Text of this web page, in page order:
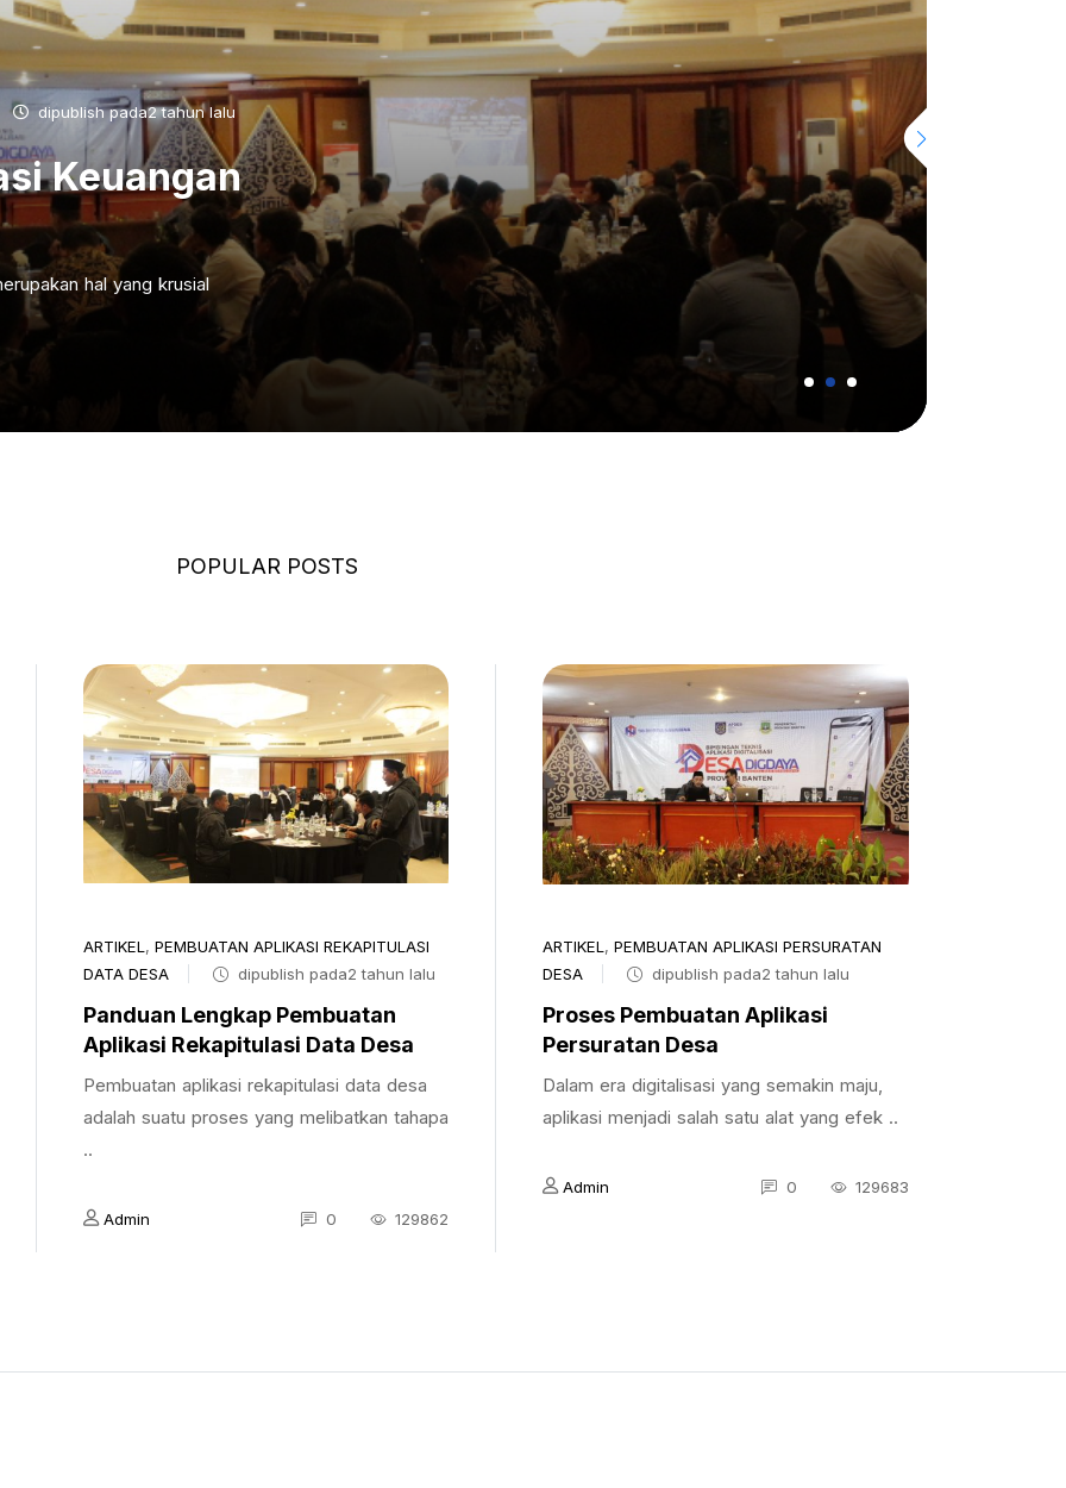
dipublish pada2 tahun lalu
Keuangan
hal yang krusial
POPULAR POSTS
ARTIKEL , PEMBUATAN APLIKASI REKAPITULASI
DATA DESA
dipublish pada2 tahun lalu
Panduan Lengkap Pembuatan
Aplikasi Rekapitulasi Data Desa
Pembuatan aplikasi rekapitulasi data desa
adalah suatu proses yang melibatkan tahapa
..
Admin 0 129862
ARTIKEL , PEMBUATAN APLIKASI PERSURATAN
DESA
dipublish pada2 tahun lalu
Proses Pembuatan Aplikasi
Persuratan Desa
Dalam era digitalisasi yang semakin maju,
aplikasi menjadi salah satu alat yang efek ..
Admin 0 129683